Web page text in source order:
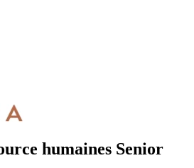
humaines Senior